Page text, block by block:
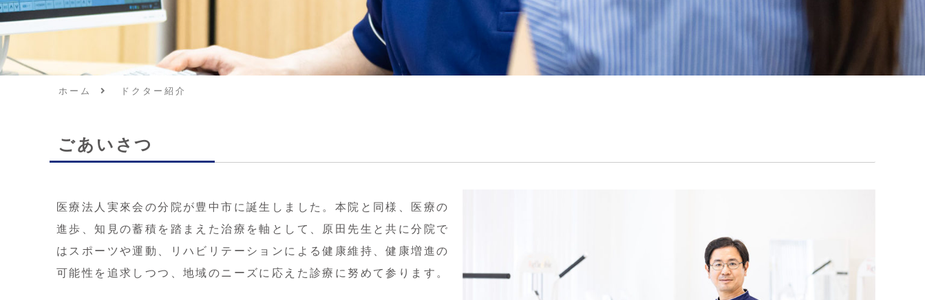
ホーム ドクター紹介
ごあいさつ
医療法人実來会の分院が豊中市に誕生しました。本院と同様、医療の
進歩、知見の蓄積を踏まえた治療を軸として、原田先生と共に分院で
はスポーツや運動、リハビリテーションによる健康維持、健康増進の
可能性を追求しつつ、地域のニーズに応えた診療に努めて参ります。